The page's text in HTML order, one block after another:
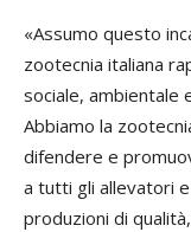
«Assumo questo
zootecnia italiana
sociale, ambientale
Abbiamo la
difendere e
a tutti gli allevatori
produzioni di